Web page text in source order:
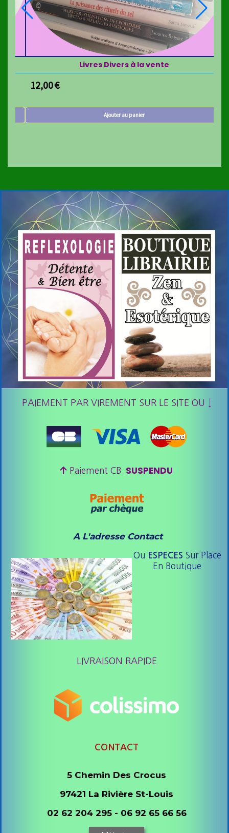
Livres Divers à la vente
12,00€
Ajouter au panier
PAIEMENT PAR VIREMENT SUR LE SITE OU ↓
 Paiement CB SUSPENDU
A L'adresse Contact
Ou ESPECES Sur Place
En Boutique
LIVRAISON RAPIDE
CONTACT
5 Chemin Des Crocus
97421 La Rivière St-Louis
02 62 204 295 - 06 92 65 66 56